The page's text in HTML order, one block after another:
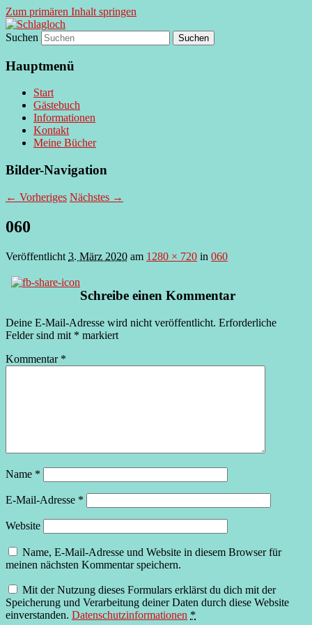
Zum primären Inhalt springen
Schlagloch
supersberger taggedanken
Suchen
Hauptmenü
Start
Gästebuch
Informationen
Kontakt
Meine Bücher
Bilder-Navigation
← Vorheriges Nächstes →
060
Veröffentlicht 3. März 2020 am 1280 × 720 in 060
Schreibe einen Kommentar
Deine E-Mail-Adresse wird nicht veröffentlicht. Erforderliche
Felder sind mit * markiert
Kommentar *
Name *
E-Mail-Adresse *
Website
Name, E-Mail-Adresse und Website in diesem Browser für
meinen nächsten Kommentar speichern.
Mit der Nutzung dieses Formulars erklärst du dich mit der
Speicherung und Verarbeitung deiner Daten durch diese Website
einverstanden. Datenschutzinformationen *